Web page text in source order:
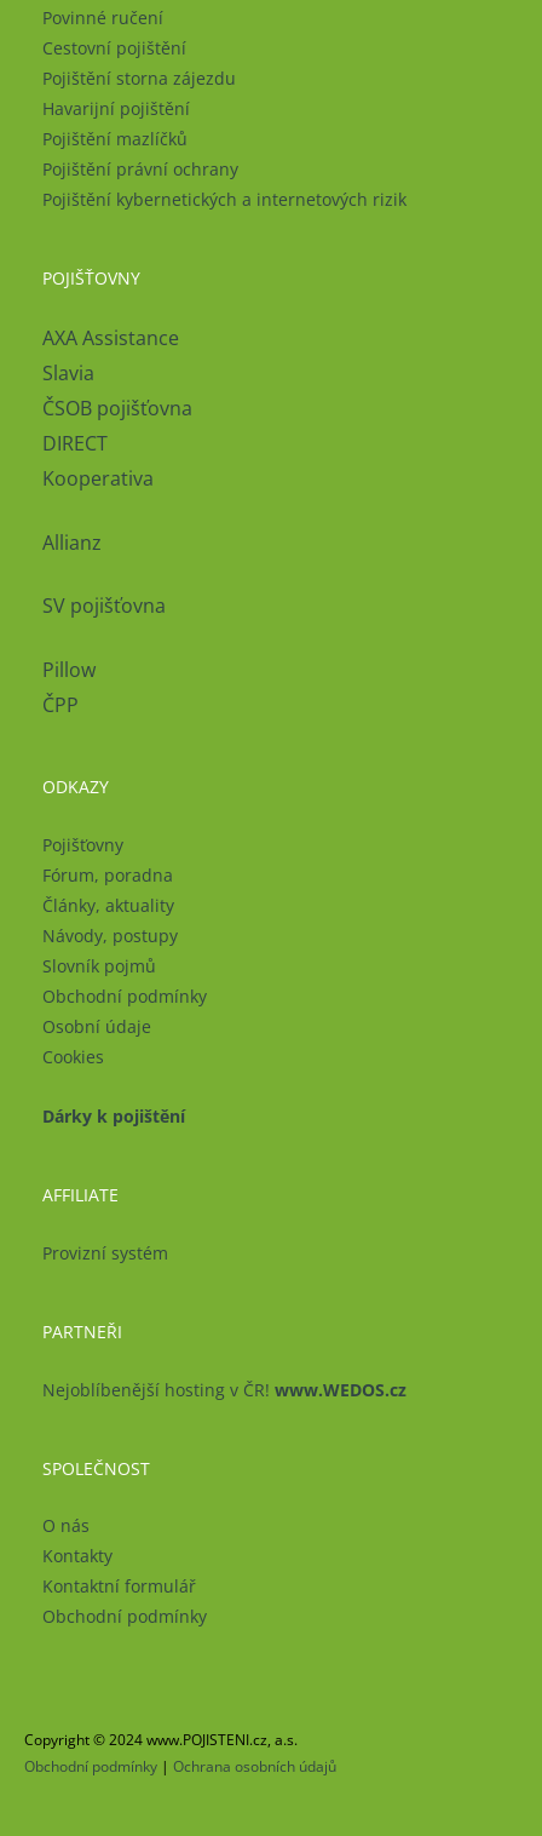
Povinné ručení
Cestovní pojištění
Pojištění storna zájezdu
Havarijní pojištění
Pojištění mazlíčků
Pojištění právní ochrany
Pojištění kybernetických a internetových rizik
POJIŠŤOVNY
AXA Assistance
Slavia
ČSOB pojišťovna
DIRECT
Kooperativa
Allianz
SV pojišťovna
Pillow
ČPP
ODKAZY
Pojišťovny
Fórum, poradna
Články, aktuality
Návody, postupy
Slovník pojmů
Obchodní podmínky
Osobní údaje
Cookies
Dárky k pojištění
AFFILIATE
Provizní systém
PARTNEŘI
Nejoblíbenější hosting v ČR! www.WEDOS.cz
SPOLEČNOST
O nás
Kontakty
Kontaktní formulář
Obchodní podmínky
Copyright © 2024 www.POJISTENI.cz, a.s.
Obchodní podmínky | Ochrana osobních údajů